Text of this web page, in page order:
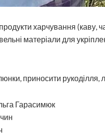
харчування (каву,
матеріали для
приносити рукоділля,
Гарасимюк